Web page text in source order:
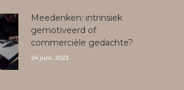
Meedenken: intrinsiek
gemotiveerd of
commerciële gedachte?
24 juni, 2023